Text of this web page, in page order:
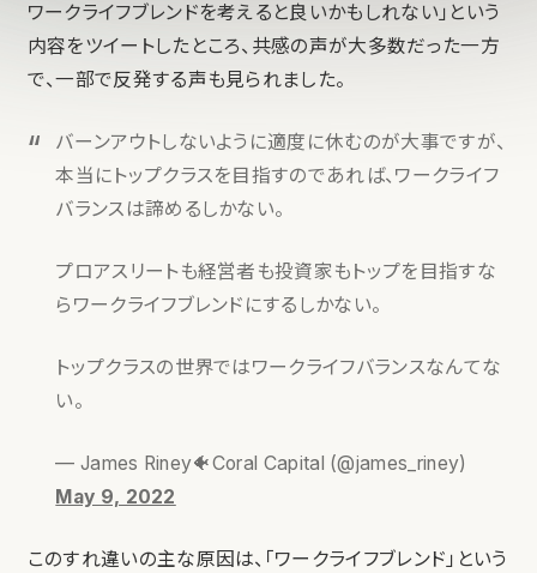
ワークライフブレンドを考えると良いかもしれない」という
内容をツイートしたところ、共感の声が大多数だった一方
で、一部で反発する声も見られました。
バーンアウトしないように適度に休むのが大事ですが、
本当にトップクラスを目指すのであれば、ワークライフ
バランスは諦めるしかない。
プロアスリートも経営者も投資家もトップを目指すな
らワークライフブレンドにするしかない。
トップクラスの世界ではワークライフバランスなんてな
い。
— James Riney🐠Coral Capital (@james_riney)
May 9, 2022
このすれ違いの主な原因は、「ワークライフブレンド」という